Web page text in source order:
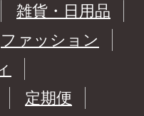
雑貨・日用品
ファッション
定期便